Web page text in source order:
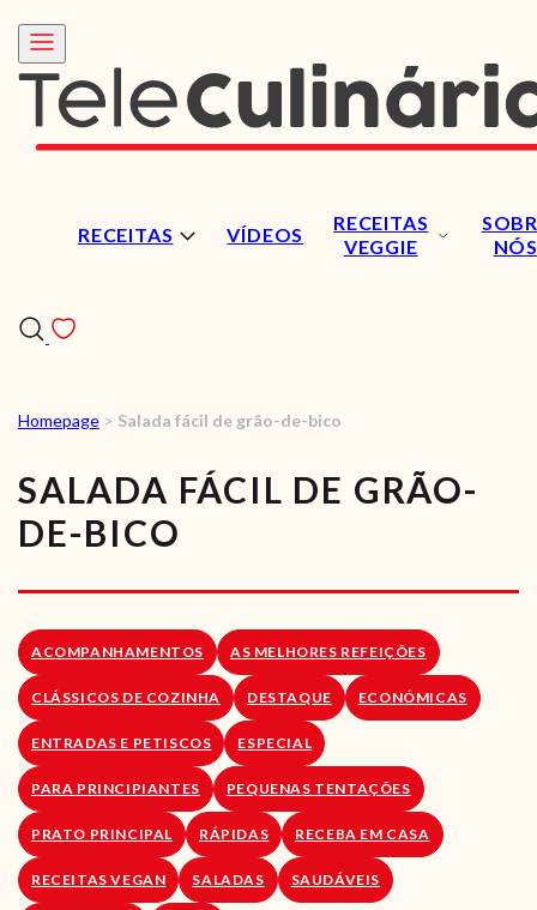
RECEITAS VÍDEOS
RECEITAS
VEGGIE
NÓS
RECEITAS
VÍDEOS
LOJA ONLINE
BLOG
Homepage > Salada fácil de grão-de-bico
SALADA FÁCIL DE GRÃO-
DE-BICO
ACOMPANHAMENTOS AS MELHORES REFEIÇÕES
CLÁSSICOS DE COZINHA DESTAQUE ECONÓMICAS
ENTRADAS E PETISCOS ESPECIAL
PARA PRINCIPIANTES PEQUENAS TENTAÇÕES
PRATO PRINCIPAL RÁPIDAS RECEBA EM CASA
RECEITAS VEGAN SALADAS SAUDÁVEIS